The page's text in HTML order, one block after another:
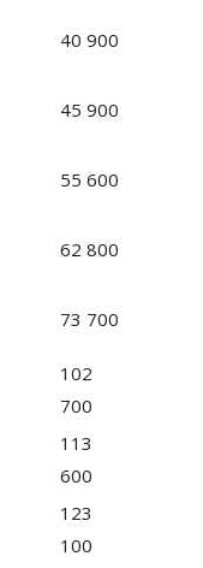
40 900
45 900
55 600
62 800
73 700
102
700
113
600
123
100